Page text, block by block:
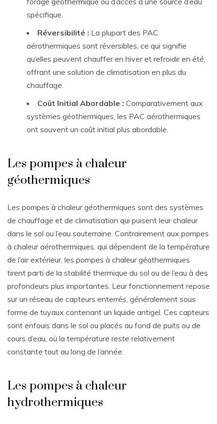
spécifique.
Réversibilité : La plupart des PAC
aérothermiques sont réversibles, ce qui signifie
qu’elles peuvent chauffer en hiver et refroidir en été,
offrant une solution de climatisation en plus du
chauffage.
Coût Initial Abordable : Comparativement aux
systèmes géothermiques, les PAC aérothermiques
ont souvent un coût initial plus abordable.
Les pompes à chaleur
géothermiques
Les pompes à chaleur géothermiques sont des systèmes
de chauffage et de climatisation qui puisent leur chaleur
dans le sol ou l’eau souterraine. Contrairement aux pompes
à chaleur aérothermiques, qui dépendent de la température
de l’air extérieur, les pompes à chaleur géothermiques
tirent parti de la stabilité thermique du sol ou de l’eau à des
profondeurs plus importantes. Leur fonctionnement repose
sur un réseau de capteurs enterrés, généralement sous
forme de tuyaux contenant un liquide antigel. Ces capteurs
sont enfouis dans le sol ou placés au fond de puits ou de
cours d’eau, où la température reste relativement
constante tout au long de l’année.
Les pompes à chaleur
hydrothermiques